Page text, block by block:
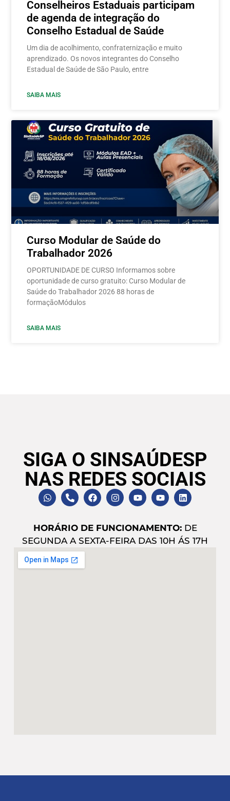
Conselheiros Estaduais participam
de agenda de integração do
Conselho Estadual de Saúde
Um dia de acolhimento, confraternização e muito
aprendizado. Os novos integrantes do Conselho
Estadual de Saúde de São Paulo, entre
SAIBA MAIS
Curso Modular de Saúde do
Trabalhador 2026
OPORTUNIDADE DE CURSO Informamos sobre
oportunidade de curso gratuito: Curso Modular de
Saúde do Trabalhador 2026 88 horas de
formaçãoMódulos
SAIBA MAIS
SIGA O SINSAÚDESP
NAS REDES SOCIAIS
HORÁRIO DE FUNCIONAMENTO:DE
SEGUNDA A SEXTA-FEIRA DAS 10H ÁS 17H